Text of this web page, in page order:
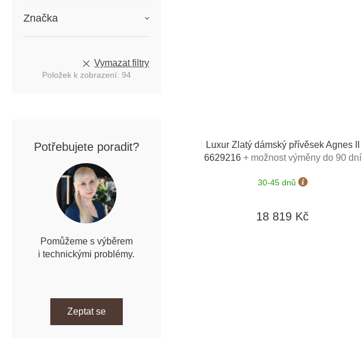
Značka
Vymazat filtry
Položek k zobrazení: 94
Potřebujete poradit?
Pomůžeme s výběrem
i technickými problémy.
Zeptat se
Luxur Zlatý dámský přívěsek Agnes II
6629216 + možnost výměny do 90 dní
30-45 dnů
18 819 Kč